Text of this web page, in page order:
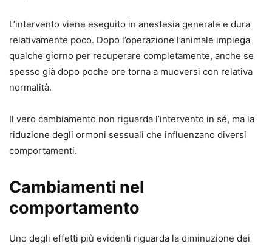
L’intervento viene eseguito in anestesia generale e dura
relativamente poco. Dopo l’operazione l’animale impiega
qualche giorno per recuperare completamente, anche se
spesso già dopo poche ore torna a muoversi con relativa
normalità.
Il vero cambiamento non riguarda l’intervento in sé, ma la
riduzione degli ormoni sessuali che influenzano diversi
comportamenti.
Cambiamenti nel
comportamento
Uno degli effetti più evidenti riguarda la diminuzione dei